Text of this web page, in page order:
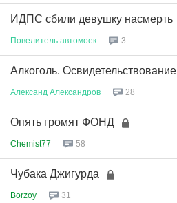
ИДПС сбили девушку насмерть
Повелитель автомоек 3
Алкоголь. Освидетельствование
Александ Александров 28
Опять громят ФОНД
Chemist77 58
Чубака Джигурда
Borzoy 31